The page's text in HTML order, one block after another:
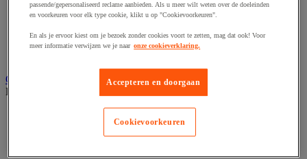
Batterij, oplader en kabel
Elektrische kabel
Elektrische uitrusting
Verlengsnoer, stekkerdoos en kapelhaspel
Gereedschap opbergen
Bekijk de hele productgroep
Gereedschapskist en opbergtas
Gereedschapskoffer en versterkte kist
passende/gepersonaliseerd reclame aanbieden. Als u meer wilt weten over de doeleinden
en voorkeuren voor elk type cookie, klikt u op "Cookievoorkeuren".
En als je ervoor kiest om je bezoek zonder cookies voort te zetten, mag dat ook! Voor
meer informatie verwijzen we je naar onze cookieverklaring.
Accepteren en doorgaan
Cookievoorkeuren